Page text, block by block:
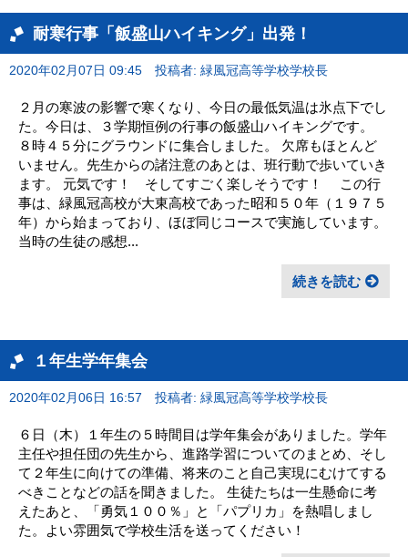
耐寒行事「飯盛山ハイキング」出発！
2020年02月07日 09:45 投稿者: 緑風冠高等学校学校長
２月の寒波の影響で寒くなり、今日の最低気温は氷点下でし
た。今日は、３学期恒例の行事の飯盛山ハイキングです。
８時４５分にグラウンドに集合しました。 欠席もほとんど
いません。先生からの諸注意のあとは、班行動で歩いていき
ます。 元気です！ そしてすごく楽しそうです！ この行
事は、緑風冠高校が大東高校であった昭和５０年（１９７５
年）から始まっており、ほぼ同じコースで実施しています。
当時の生徒の感想...
続きを読む
１年生学年集会
2020年02月06日 16:57 投稿者: 緑風冠高等学校学校長
６日（木）１年生の５時間目は学年集会がありました。学年
主任や担任団の先生から、進路学習についてのまとめ、そし
て２年生に向けての準備、将来のこと自己実現にむけてする
べきことなどの話を聞きました。 生徒たちは一生懸命に考
えたあと、「勇気１００％」と「パプリカ」を熱唱しまし
た。よい雰囲気で学校生活を送ってください！